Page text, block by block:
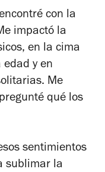
con la
impactó la
en la cima
y en
Me
qué los
sentimientos
sublimar la